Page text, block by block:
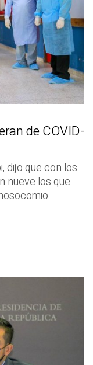
de COVID-
dijo que con los
nueve los que